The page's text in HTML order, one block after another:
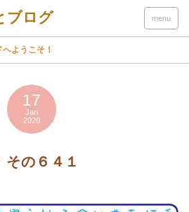
menu
ようこそ！
17
Jan
2020
の６４１